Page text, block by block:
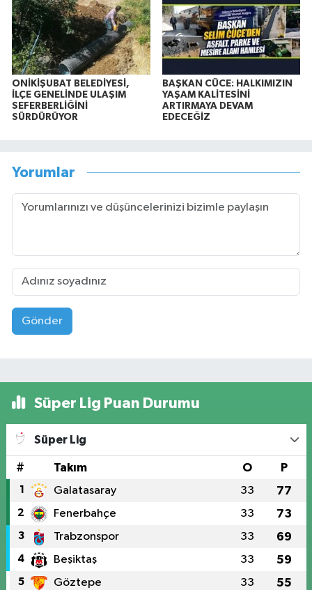
ONİKİŞUBAT BELEDİYESİ,
İLÇE GENELİNDE ULAŞIM
SEFERBERLİĞİNİ
SÜRDÜRÜYOR
BAŞKAN CÜCE: HALKIMIZIN
YAŞAM KALİTESİNİ
ARTIRMAYA DEVAM
EDECEĞİZ
Yorumlar
Gönder
Süper Lig Puan Durumu
Süper Lig
# Takım O P
1 Galatasaray 33 77
2 Fenerbahçe 33 73
3 Trabzonspor 33 69
4 Beşiktaş 33 59
5 Göztepe 33 55